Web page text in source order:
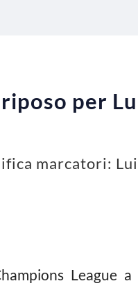
per
marcatori:
League